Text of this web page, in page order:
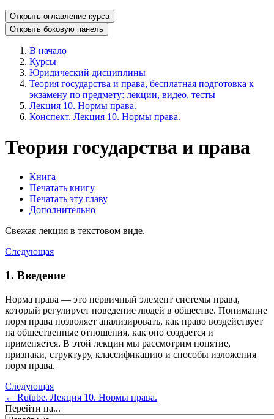
Открыть оглавление курса
Открыть боковую панель
В начало
Курсы
Юридический дисциплины
Теория государства и права, бесплатная подготовка к
экзамену по предмету: лекции, видео, тесты
Лекция 10. Нормы права.
Конспект. Лекция 10. Нормы права.
Теория государства и права
Книга
Печатать книгу
Печатать эту главу
Дополнительно
Свежая лекция в текстовом виде.
Следующая
1. Введение
Норма права — это первичный элемент системы права,
который регулирует поведение людей в обществе. Понимание
норм права позволяет анализировать, как право воздействует
на общественные отношения, как оно создается и
применяется. В этой лекции мы рассмотрим понятие,
признаки, структуру, классификацию и способы изложения
норм права.
Следующая
← Rutube. Лекция 10. Нормы права.
Перейти на...